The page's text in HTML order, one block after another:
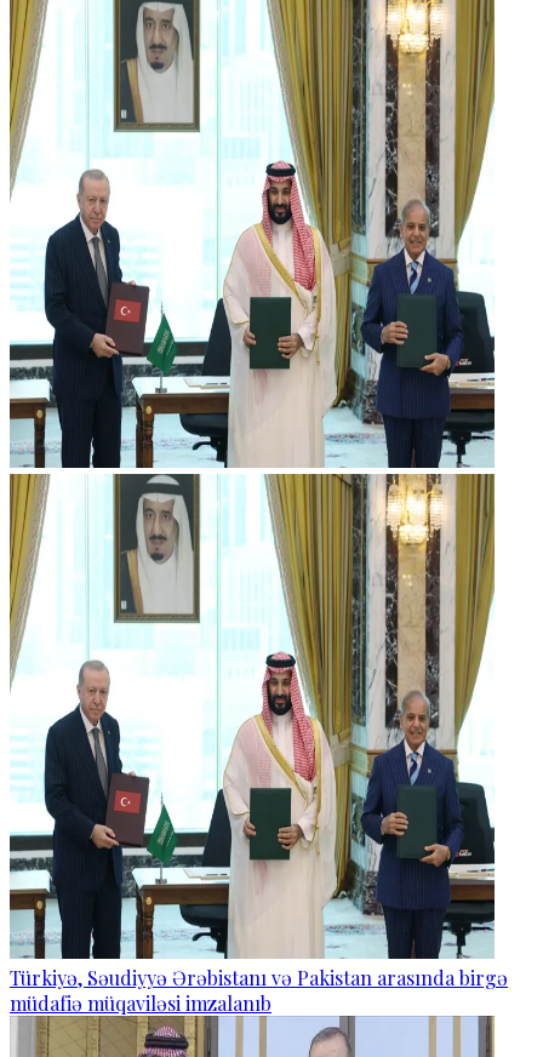
Türkiyə, Səudiyyə Ərəbistanı və Pakistan arasında birgə
müdafiə müqaviləsi imzalanıb